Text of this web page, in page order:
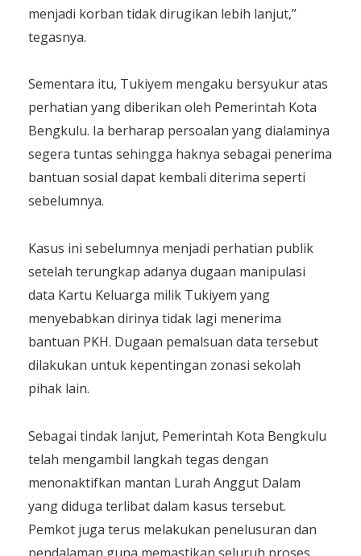
menjadi korban tidak dirugikan lebih lanjut,”
tegasnya.
Sementara itu, Tukiyem mengaku bersyukur atas
perhatian yang diberikan oleh Pemerintah Kota
Bengkulu. Ia berharap persoalan yang dialaminya
segera tuntas sehingga haknya sebagai penerima
bantuan sosial dapat kembali diterima seperti
sebelumnya.
Kasus ini sebelumnya menjadi perhatian publik
setelah terungkap adanya dugaan manipulasi
data Kartu Keluarga milik Tukiyem yang
menyebabkan dirinya tidak lagi menerima
bantuan PKH. Dugaan pemalsuan data tersebut
dilakukan untuk kepentingan zonasi sekolah
pihak lain.
Sebagai tindak lanjut, Pemerintah Kota Bengkulu
telah mengambil langkah tegas dengan
menonaktifkan mantan Lurah Anggut Dalam
yang diduga terlibat dalam kasus tersebut.
Pemkot juga terus melakukan penelusuran dan
pendalaman guna memastikan seluruh proses